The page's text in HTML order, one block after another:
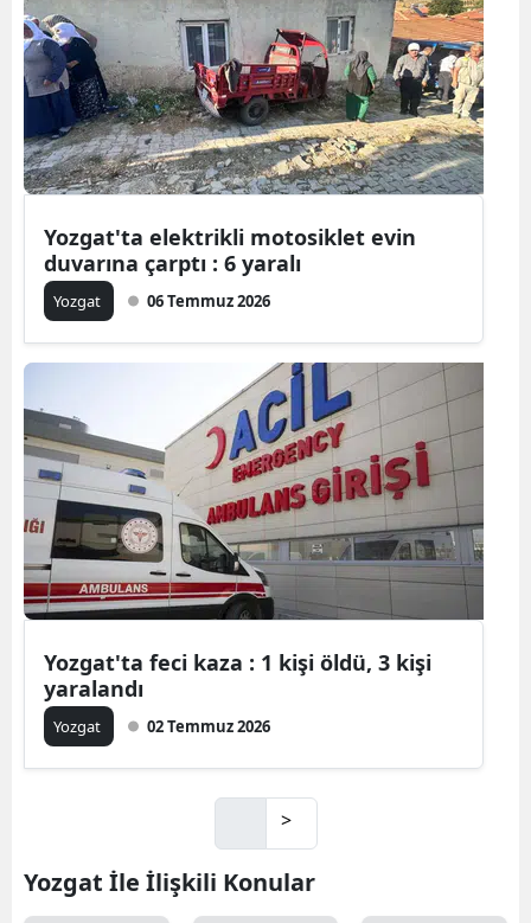
Yozgat'ta elektrikli motosiklet evin
duvarına çarptı : 6 yaralı
Yozgat 06 Temmuz 2026
Yozgat'ta feci kaza : 1 kişi öldü, 3 kişi
yaralandı
Yozgat 02 Temmuz 2026
>
Yozgat İle İlişkili Konular